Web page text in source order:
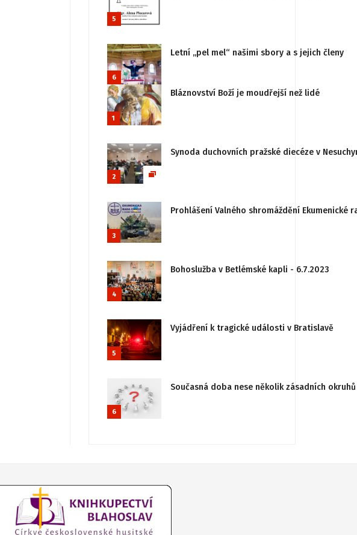
5
6
Letní „pel mel“ našimi sbory a s jejich členy
1
Bláznovství Boží je moudřejší než lidé
2
Synoda duchovních pražské diecéze v
3
Prohlášení Valného shromáždění
4
Bohoslužba v Betlémské kapli - 6.7.2023
5
Vyjádření k tragické události v Bratislavě
6
Současná doba nese několik zásadních